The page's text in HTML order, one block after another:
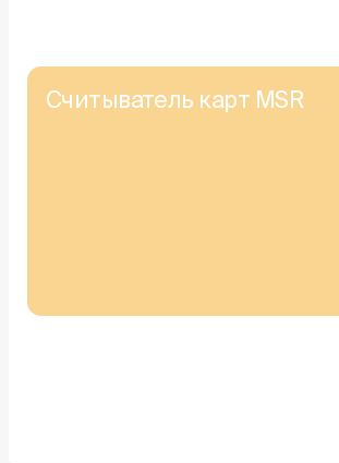
Считыватель карт MSR